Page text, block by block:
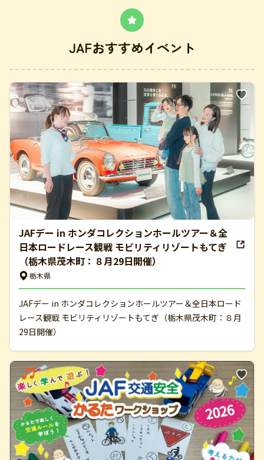
JAFおすすめイベント
JAFデー in ホンダコレクションホールツアー＆全
日本ロードレース観戦 モビリティリゾートもてぎ
（栃木県茂木町：８月29日開催）
栃木県
JAFデー in ホンダコレクションホールツアー＆全日本ロード
レース観戦 モビリティリゾートもてぎ（栃木県茂木町：８月
29日開催）